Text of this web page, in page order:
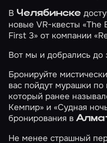
В Челябинске
новые VR-квесты«The
First 3» от компании
Вот мы и добрались до
Бронируйте
вас пойдут мурашки
который ранее
Кемпир» и «Судная
бронирования в
Не менее страшный